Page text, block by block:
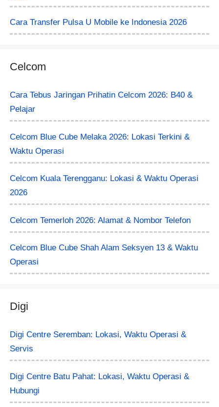
Cara Transfer Pulsa U Mobile ke Indonesia 2026
Celcom
Cara Tebus Jaringan Prihatin Celcom 2026: B40 &
Pelajar
Celcom Blue Cube Melaka 2026: Lokasi Terkini &
Waktu Operasi
Celcom Kuala Terengganu: Lokasi & Waktu Operasi
2026
Celcom Temerloh 2026: Alamat & Nombor Telefon
Celcom Blue Cube Shah Alam Seksyen 13 & Waktu
Operasi
Digi
Digi Centre Seremban: Lokasi, Waktu Operasi &
Servis
Digi Centre Batu Pahat: Lokasi, Waktu Operasi &
Hubungi